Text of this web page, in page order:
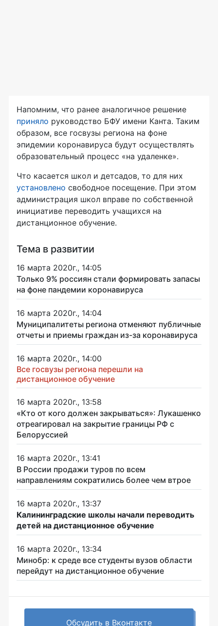
Напомним, что ранее аналогичное решение
приняло руководство БФУ имени Канта. Таким
образом, все госвузы региона на фоне
эпидемии коронавируса будут осуществлять
образовательный процесс «на удаленке».
Что касается школ и детсадов, то для них
установлено свободное посещение. При этом
администрация школ вправе по собственной
инициативе переводить учащихся на
дистанционное обучение.
Тема в развитии
16 марта 2020г., 14:05
Только 9% россиян стали формировать запасы
на фоне пандемии коронавируса
16 марта 2020г., 14:04
Муниципалитеты региона отменяют публичные
отчеты и приемы граждан из-за коронавируса
16 марта 2020г., 14:00
Все госвузы региона перешли на
дистанционное обучение
16 марта 2020г., 13:58
«Кто от кого должен закрываться»: Лукашенко
отреагировал на закрытие границы РФ с
Белоруссией
16 марта 2020г., 13:41
В России продажи туров по всем
направлениям сократились более чем втрое
16 марта 2020г., 13:37
Калининградские школы начали переводить
детей на дистанционное обучение
16 марта 2020г., 13:34
Минобр: к среде все студенты вузов области
перейдут на дистанционное обучение
Обсудить в Вконтакте